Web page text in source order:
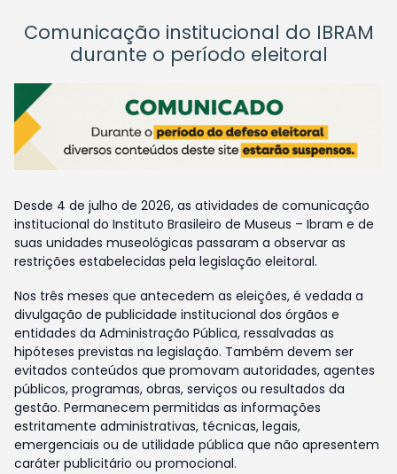
Comunicação institucional do IBRAM
durante o período eleitoral
Desde 4 de julho de 2026, as atividades de comunicação
institucional do Instituto Brasileiro de Museus – Ibram e de
suas unidades museológicas passaram a observar as
restrições estabelecidas pela legislação eleitoral.
Nos três meses que antecedem as eleições, é vedada a
divulgação de publicidade institucional dos órgãos e
entidades da Administração Pública, ressalvadas as
hipóteses previstas na legislação. Também devem ser
evitados conteúdos que promovam autoridades, agentes
públicos, programas, obras, serviços ou resultados da
gestão. Permanecem permitidas as informações
estritamente administrativas, técnicas, legais,
emergenciais ou de utilidade pública que não apresentem
caráter publicitário ou promocional.